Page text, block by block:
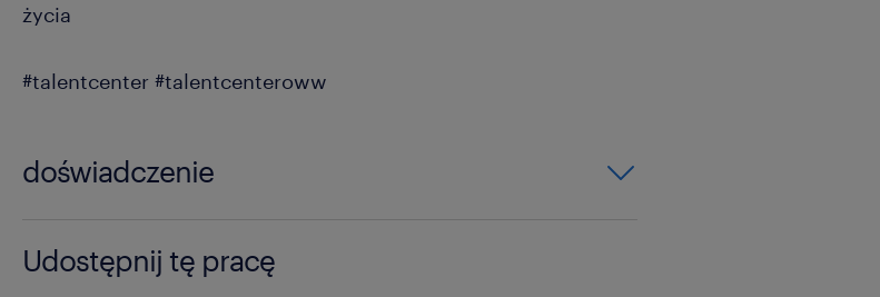
życia
#talentcenter #talentcenteroww
doświadczenie
Udostępnij tę pracę